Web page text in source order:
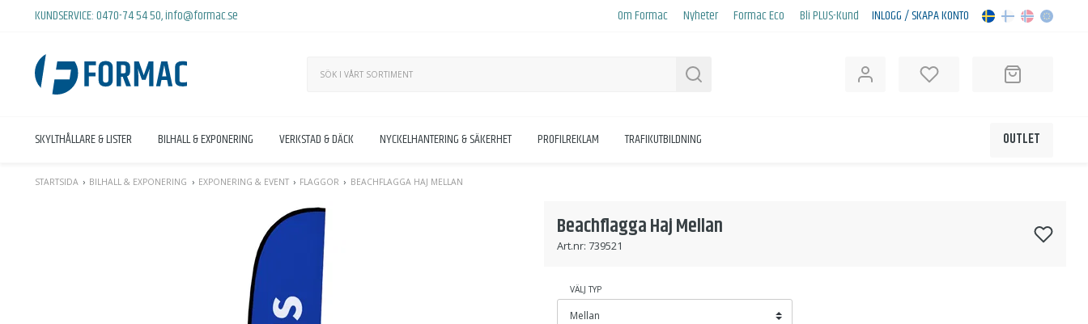
KUNDSERVICE:0470-74 54 50,info@formac.se Om Formac Nyheter Formac Eco Bli PLUS-Kund INLOGG / SKAPA KONTO
SKYLTHÅLLARE & LISTER BILHALL & EXPONERING VERKSTAD & DÄCK NYCKELHANTERING & SÄKERHET PROFILREKLAM TRAFIKUTBILDNING OUTLET
STARTSIDA BILHALL & EXPONERING EXPONERING & EVENT FLAGGOR BEACHFLAGGA HAJ MELLAN
Beachflagga Haj Mellan
Art.nr: 739521
VÄLJ TYP